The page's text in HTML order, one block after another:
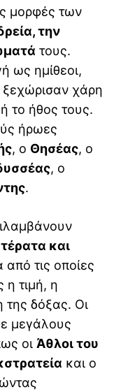
μορφές των
την
τους.
ως ημίθεοι,
ξεχώρισαν χάρη
το ήθος τους.
ήρωες
, ο Θησέας, ο
, ο
.
και
από τις οποίες
η τιμή, η
της δόξας. Οι
μεγάλους
οι Άθλοι του
και ο